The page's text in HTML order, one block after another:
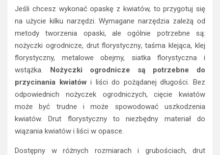
Jeśli chcesz wykonać opaskę z kwiatów, to przygotuj się
na użycie kilku narzędzi. Wymagane narzędzia zależą od
metody tworzenia opaski, ale ogólnie potrzebne są:
nożyczki ogrodnicze, drut florystyczny, taśma klejąca, klej
florystyczny, metalowe obejmy, siatka florystyczna i
wstążka. Nożyczki ogrodnicze są potrzebne do
przycinania kwiatówi liści do pożądanej długości. Bez
odpowiednich nożyczek ogrodniczych, cięcie kwiatów
może być trudne i może spowodować uszkodzenia
kwiatów. Drut florystyczny to niezbędny materiał do
wiązania kwiatów i liści w opasce.
Dostępny w różnych rozmiarach i grubościach, drut